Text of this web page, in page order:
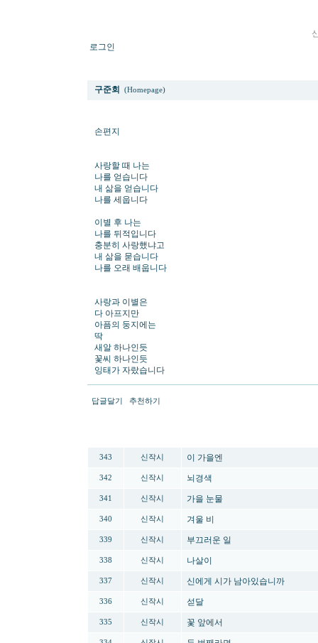
로그인
구준회 (Homepage)
손편지
사랑할 때 나는
나를 얻습니다
내 삶을 얻습니다
나를 세웁니다
이별 후 나는
나를 뒤적입니다
충분히 사랑했냐고
내 삶을 묻습니다
나를 오래 배웁니다
사랑과 이별은
다 아프지만
아픔의 둥지에는
딱
새알 하나인듯
꽃씨 하나인듯
잉태가 자랐습니다
답글달기 추천하기
343 신작시 이 가을엔
342 신작시 뇌경색
341 신작시 가을 눈물
340 신작시 겨울 비
339 신작시 부끄러운 일
338 신작시 나살이
337 신작시 신에게 시가 남아있습니까
336 신작시 섣달
335 신작시 꽃 앞에서